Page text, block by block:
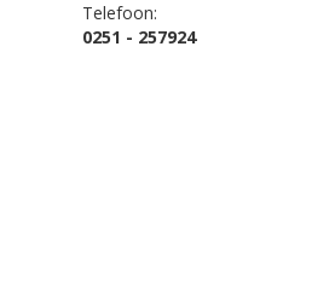
Telefoon:
0251 - 257924